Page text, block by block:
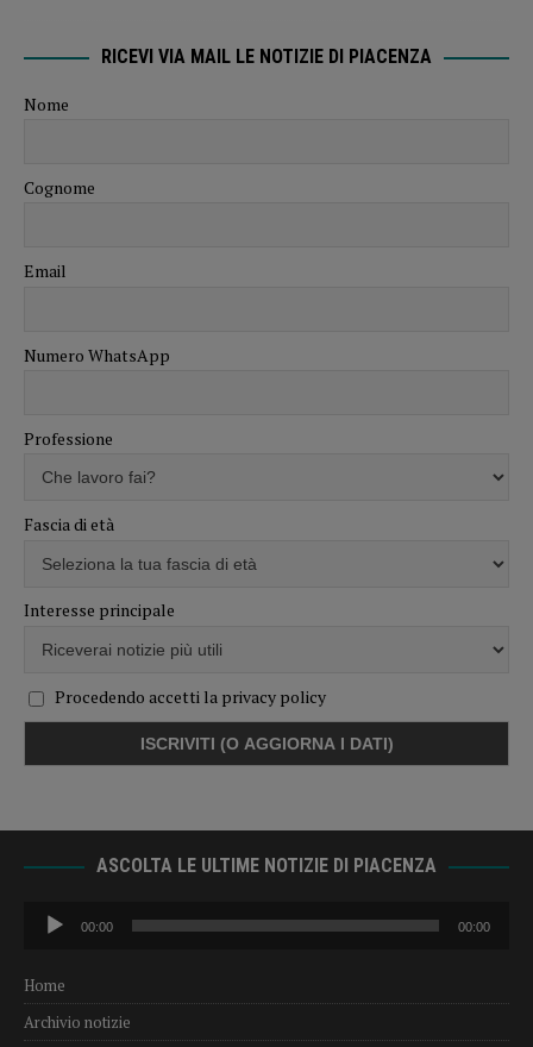
RICEVI VIA MAIL LE NOTIZIE DI PIACENZA
Nome
Cognome
Email
Numero WhatsApp
Professione
Fascia di età
Interesse principale
Procedendo accetti la privacy policy
ASCOLTA LE ULTIME NOTIZIE DI PIACENZA
Audio
Player
00:00 00:00
Home
Archivio notizie